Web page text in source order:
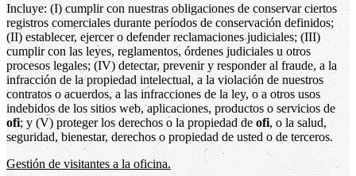
Incluye: (I) cumplir con nuestras obligaciones de conservar ciertos
registros comerciales durante períodos de conservación definidos;
(II) establecer, ejercer o defender reclamaciones judiciales; (III)
cumplir con las leyes, reglamentos, órdenes judiciales u otros
procesos legales; (IV) detectar, prevenir y responder al fraude, a la
infracción de la propiedad intelectual, a la violación de nuestros
contratos o acuerdos, a las infracciones de la ley, o a otros usos
indebidos de los sitios web, aplicaciones, productos o servicios de
ofi; y (V) proteger los derechos o la propiedad de ofi, o la salud,
seguridad, bienestar, derechos o propiedad de usted o de terceros.
Gestión de visitantes a la oficina.